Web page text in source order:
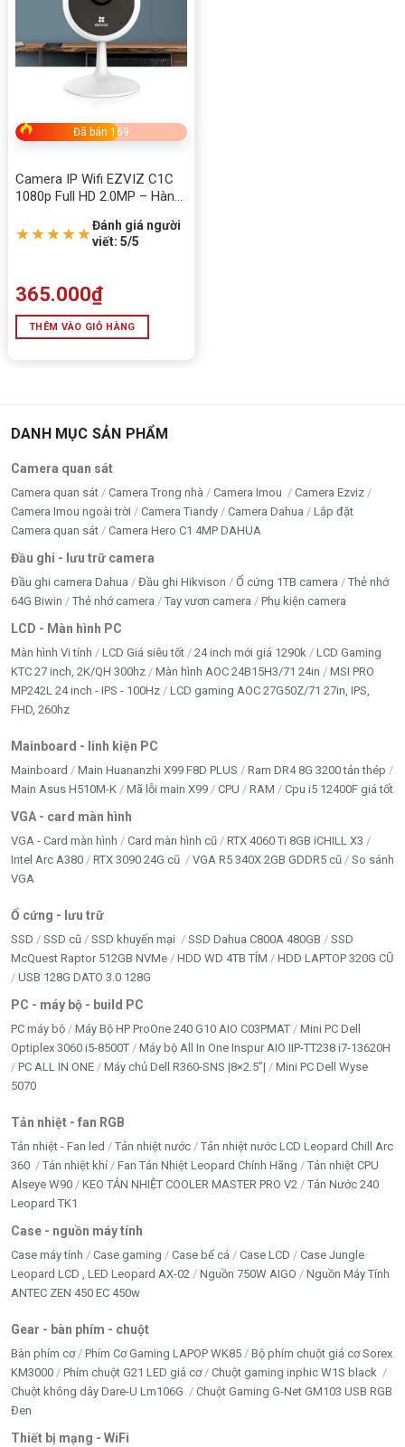
Đã bán 169
Camera IP Wifi EZVIZ C1C
1080p Full HD 2.0MP – Hàng
★★★★★Đánh giá người
viết: 5/5
365.000₫
THÊM VÀO GIỎ HÀNG
DANH MỤC SẢN PHẨM
Camera quan sát
Camera quan sát Camera Trong nhà Camera Imou
Camera Ezviz
Camera Imou ngoài trời
Camera Tiandy Camera Dahua
Lắp đặt
Camera quan sát
Camera Hero C1 4MP DAHUA
Đầu ghi - lưu trữ camera
Đầu ghi camera Dahua Đầu ghi Hikvison Ổ cứng 1TB camera
Thẻ nhớ
64G Biwin
Thẻ nhớ camera Tay vươn camera Phụ kiện camera
LCD - Màn hình PC
Màn hình Vi tính LCD Giá siêu tốt 24 inch mới giá 1290k
LCD Gaming
KTC 27 inch, 2K/QH 300hz
Màn hình AOC 24B15H3/71 24in
MSI PRO
MP242L 24 inch - IPS - 100Hz
LCD gaming AOC 27G50Z/71 27in, IPS,
FHD, 260hz
Mainboard - linh kiện PC
Mainboard Main Huananzhi X99 F8D PLUS
Ram DR4 8G 3200 tản thép
Main Asus H510M-K
Mã lỗi main X99 CPU RAM Cpu i5 12400F giá tốt
VGA - card màn hình
VGA - Card màn hình Card màn hình cũ
RTX 4060 Ti 8GB iCHILL X3
Intel Arc A380
RTX 3090 24G cũ VGA R5 340X 2GB GDDR5 cũ
So sánh
VGA
Ổ cứng - lưu trữ
SSD SSD cũ SSD khuyến mại SSD Dahua C800A 480GB
SSD
McQuest Raptor 512GB NVMe
HDD WD 4TB TÍM
HDD LAPTOP 320G CŨ
USB 128G DATO 3.0 128G
PC - máy bộ - build PC
PC máy bộ Máy Bộ HP ProOne 240 G10 AIO C03PMAT
Mini PC Dell
Optiplex 3060 i5-8500T
Máy bộ All In One Inspur AIO IIP-TT238 i7-13620H
PC ALL IN ONE
Máy chủ Dell R360-SNS |8×2.5”|
Mini PC Dell Wyse
5070
Tản nhiệt - fan RGB
Tản nhiệt - Fan led Tản nhiệt nước
Tản nhiệt nước LCD Leopard Chill Arc
360
Tản nhiệt khí Fan Tản Nhiệt Leopard Chính Hãng
Tản nhiệt CPU
Alseye W90
KEO TẢN NHIỆT COOLER MASTER PRO V2
Tản Nước 240
Leopard TK1
Case - nguồn máy tính
Case máy tính Case gaming Case bể cá Case LCD
Case Jungle
Leopard LCD , LED Leopard AX-02
Nguồn 750W AIGO
Nguồn Máy Tính
ANTEC ZEN 450 EC 450w
Gear - bàn phím - chuột
Bàn phím cơ Phím Cơ Gaming LAPOP WK85
Bộ phím chuột giả cơ Sorex
KM3000
Phím chuột G21 LED giả cơ
Chuột gaming inphic W1S black
Chuột không dây Dare-U Lm106G
Chuột Gaming G-Net GM103 USB RGB
Đen
Thiết bị mạng - WiFi